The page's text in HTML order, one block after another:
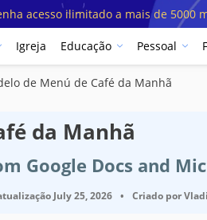
acesso ilimitado a mais de 5000
Igreja Educação Pessoal
de Menú de Café da Manhã
da Manhã
Google Docs and
July 25, 2026 • Criado por